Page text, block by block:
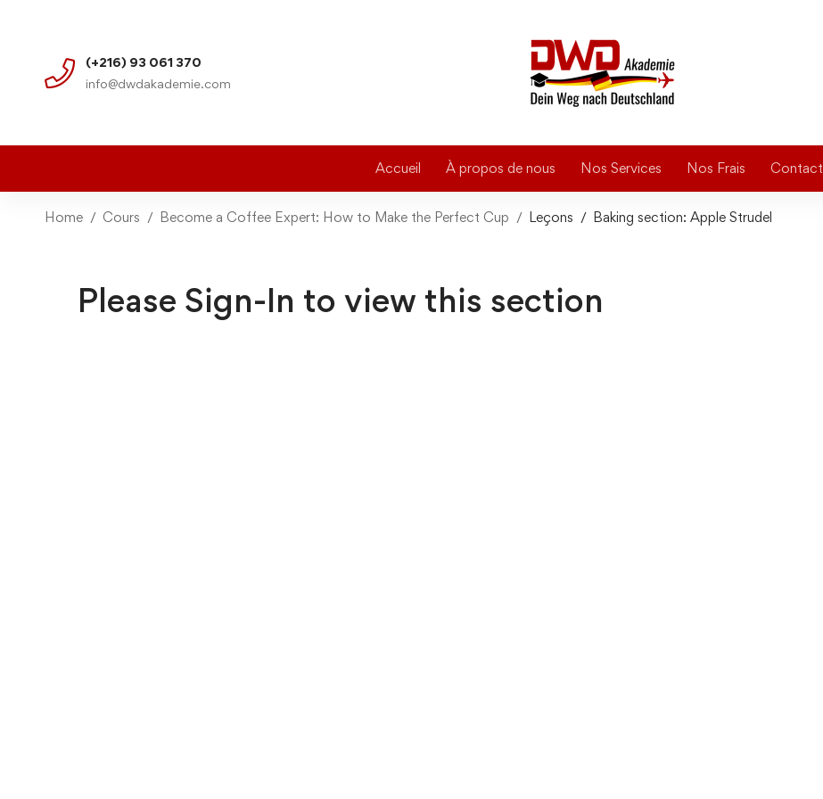
(+216) 93 061 370
info@dwdakademie.com
Accueil À propos de nous Nos Services Nos Frais Contact
Home Cours Become a Coffee Expert: How to Make the Perfect Cup Leçons Baking section: Apple Strudel
Please Sign-In to view this section